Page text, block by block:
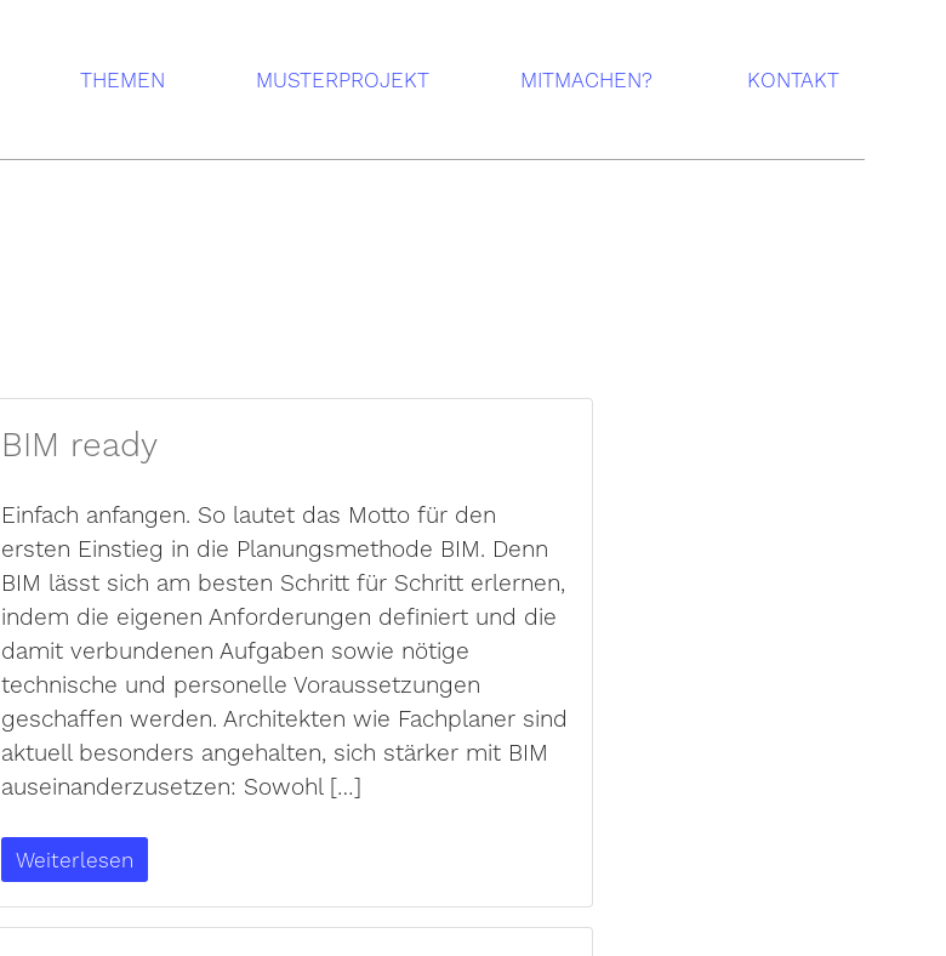
THEMEN MUSTERPROJEKT MITMACHEN? KONTAKT
BIM ready
Einfach anfangen. So lautet das Motto für den
ersten Einstieg in die Planungsmethode BIM. Denn
BIM lässt sich am besten Schritt für Schritt erlernen,
indem die eigenen Anforderungen definiert und die
damit verbundenen Aufgaben sowie nötige
technische und personelle Voraussetzungen
geschaffen werden. Architekten wie Fachplaner sind
aktuell besonders angehalten, sich stärker mit BIM
auseinanderzusetzen: Sowohl […]
Weiterlesen